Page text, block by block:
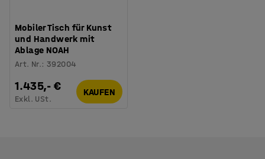
Mobiler Tisch für Kunst
und Handwerk mit
Ablage NOAH
Art. Nr.:392004
1.435,- €
Exkl. USt.
KAUFEN